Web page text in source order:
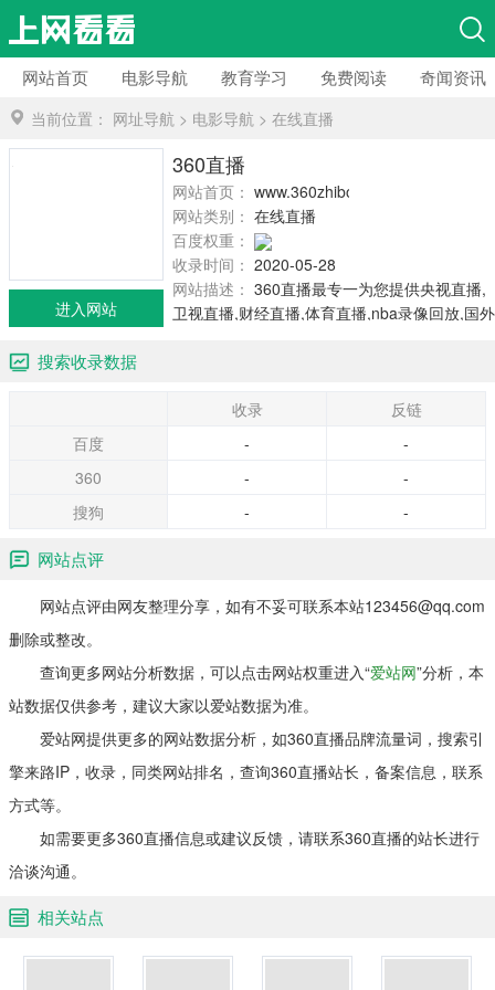
网站首页 电影导航 教育学习 免费阅读 奇闻资讯
当前位置： 网址导航 > 电影导航 > 在线直播
360直播
网站首页： www.360zhibo.wang
网站类别： 在线直播
百度权重：
收录时间： 2020-05-28
网站描述： 360直播最专一为您提供央视直播,
卫视直播,财经直播,体育直播,nba录像回放,国外
进入网站
搜索收录数据
收录
反链
百度
-
-
360
-
-
搜狗
- -
网站点评
网站点评由网友整理分享，如有不妥可联系本站123456@qq.com
删除或整改。
查询更多网站分析数据，可以点击网站权重进入“爱站网”分析，本
站数据仅供参考，建议大家以爱站数据为准。
爱站网提供更多的网站数据分析，如360直播品牌流量词，搜索引
擎来路IP，收录，同类网站排名，查询360直播站长，备案信息，联系
方式等。
如需要更多360直播信息或建议反馈，请联系360直播的站长进行
洽谈沟通。
相关站点